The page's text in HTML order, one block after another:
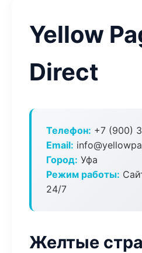
Yellow
Direct
Телефон: +7 (900)
Email:
Город: Уфа
Режим работы:
24/7
Желтые